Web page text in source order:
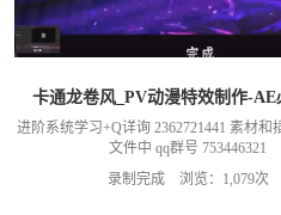
卡通龙卷风_PV动漫特效制作-AE
进阶系统学习+Q详询 2362721441 素材和
文件中 qq群号 753446321
录制完成 浏览：1,079次